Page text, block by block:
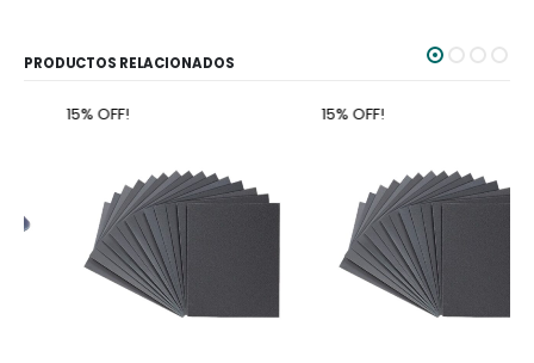
PRODUCTOS RELACIONADOS
15% OFF! 15% OFF!